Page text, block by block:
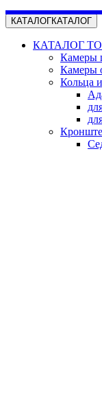
КАТАЛОГКАТАЛОГ
КАТАЛОГ
Камеры
Камеры
Кольца